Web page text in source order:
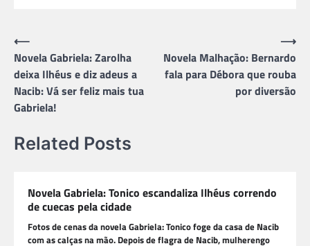
Navegação
de
Post
⟵
Novela Gabriela: Zarolha
deixa Ilhéus e diz adeus a
Nacib: Vá ser feliz mais tua
Gabriela!
Novela Malhação: Bernardo
fala para Débora que rouba
por diversão
⟶
Related Posts
Novela Gabriela: Tonico escandaliza Ilhéus correndo
de cuecas pela cidade
Fotos de cenas da novela Gabriela: Tonico foge da casa de Nacib
com as calças na mão. Depois de flagra de Nacib, mulherengo